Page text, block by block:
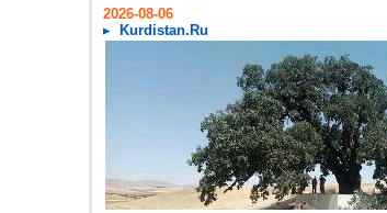
2026-08-06
Kurdistan.Ru